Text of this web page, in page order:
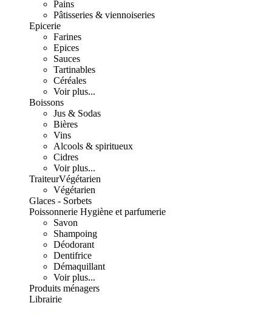
Pains
Pâtisseries & viennoiseries
Epicerie
Farines
Epices
Sauces
Tartinables
Céréales
Voir plus...
Boissons
Jus & Sodas
Bières
Vins
Alcools & spiritueux
Cidres
Voir plus...
TraiteurVégétarien
Végétarien
Glaces - Sorbets
Poissonnerie Hygiène et parfumerie
Savon
Shampoing
Déodorant
Dentifrice
Démaquillant
Voir plus...
Produits ménagers
Librairie